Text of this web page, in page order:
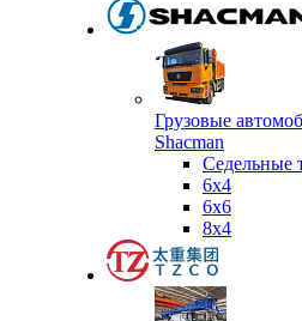
Грузовые
Shacman
Седельные
6х4
6x6
8x4